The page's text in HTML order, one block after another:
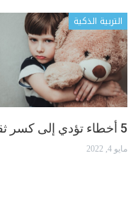
التربية الذكية
5 أخطاء تؤدي إلى كسر ثقة الطفل بوالديه، تجنبوا ارتكابها!
مايو 4, 2022